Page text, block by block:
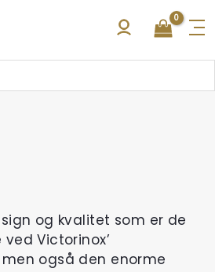
og kvalitet som er de
Victorinox’
men også den enorme